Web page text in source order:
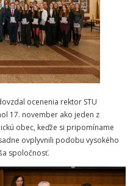
ocenenia rektor STU
17. november ako jeden z
obec, keďže si pripomíname
ovplyvnili podobu vysokého
spoločnosť.